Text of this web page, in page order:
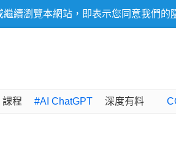
續瀏覽本網站，即表示您同意我們的
課程 #AI ChatGPT 深度有料